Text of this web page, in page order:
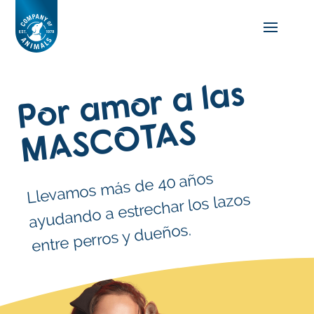
Por amor a las
MASCOTAS
Lleva
mos
más de 40 años
ayudando a estrechar los lazos
entre perros y dueños.